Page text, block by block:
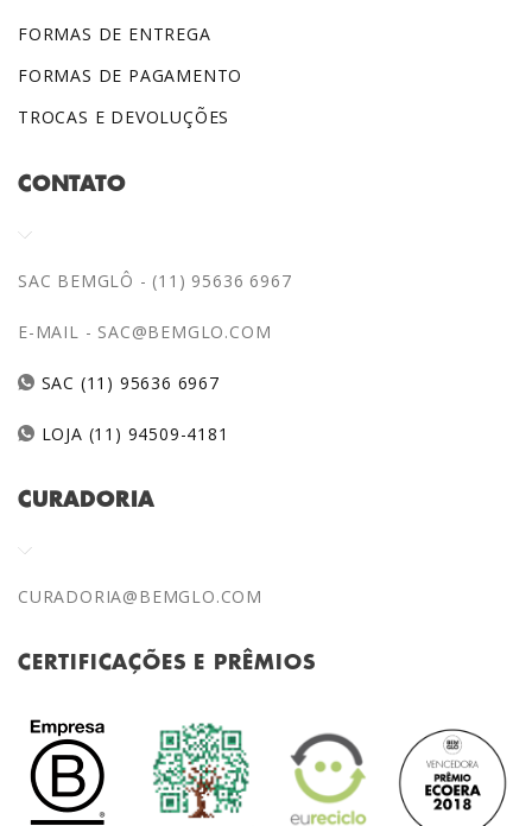
FORMAS DE ENTREGA
FORMAS DE PAGAMENTO
TROCAS E DEVOLUÇÕES
CONTATO
SAC BEMGLÔ - (11) 95636 6967
E-MAIL - SAC@BEMGLO.COM
SAC (11) 95636 6967
LOJA (11) 94509-4181
CURADORIA
CURADORIA@BEMGLO.COM
CERTIFICAÇÕES E PRÊMIOS